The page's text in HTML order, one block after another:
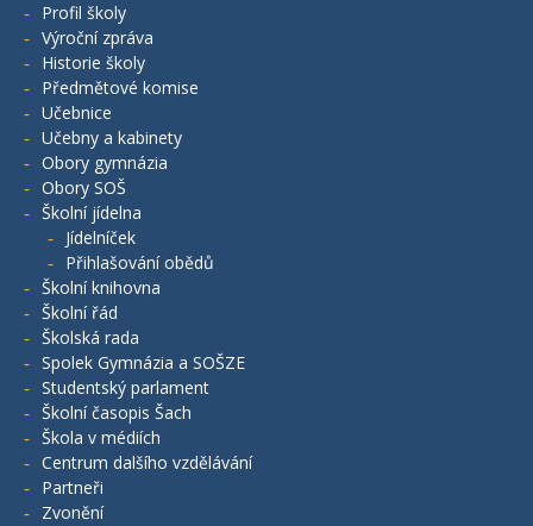
Profil školy
Výroční zpráva
Historie školy
Předmětové komise
Učebnice
Učebny a kabinety
Obory gymnázia
Obory SOŠ
Školní jídelna
Jídelníček
Přihlašování obědů
Školní knihovna
Školní řád
Školská rada
Spolek Gymnázia a SOŠZE
Studentský parlament
Školní časopis Šach
Škola v médiích
Centrum dalšího vzdělávání
Partneři
Zvonění